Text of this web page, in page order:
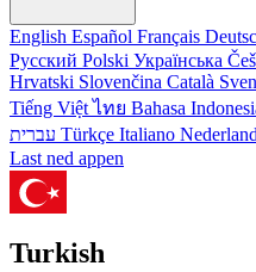
English Español Français
Русский Polski Українська
Hrvatski Slovenčina Català
Tiếng Việtไทย Bahasa
Türkçe Italiano
Last ned appen
Turkish